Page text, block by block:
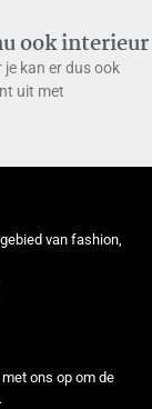
ook interieur
je kan er dus ook
uit met
van fashion,
ons op om de